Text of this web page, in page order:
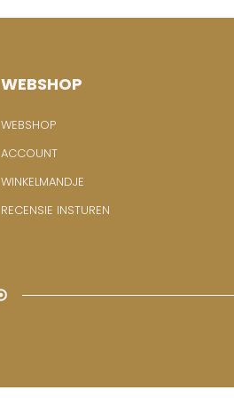
WEBSHOP
WEBSHOP
ACCOUNT
WINKELMANDJE
RECENSIE INSTUREN